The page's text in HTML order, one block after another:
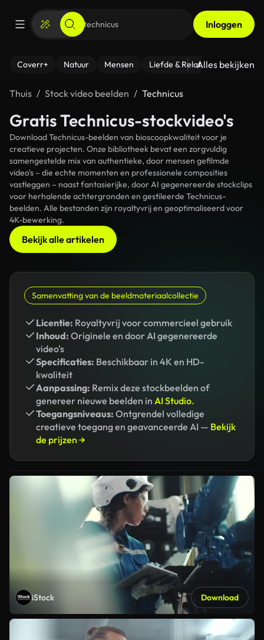
Inloggen
Coverr+ Natuur Mensen Liefde & Relaties - Fitness
Alles bekijken
Thuis Stock video beelden Technicus
Gratis Technicus-stockvideo's
Download Technicus-beelden van bioscoopkwaliteit voor je
creatieve projecten. Onze bibliotheek bevat een zorgvuldig
samengestelde mix van authentieke, door mensen gefilmde
video's – die echte momenten en professionele composities
vastleggen – naast fantasierijke, door AI gegenereerde stockclips
voor herhalende achtergronden en gestileerde Technicus-
beelden. Alle bestanden zijn royaltyvrij en geoptimaliseerd voor
4K-bewerking.
Bekijk alle artikelen
Samenvatting van de beeldmateriaalcollectie
Licentie: Royaltyvrij voor commercieel gebruik
Inhoud: Originele en door AI gegenereerde
video's
Specificaties: Beschikbaar in 4K en HD-
kwaliteit
Aanpassing: Remix deze stockbeelden of
genereer nieuwe beelden in AI Studio.
Toegangsniveaus: Ontgrendel volledige
creatieve toegang en geavanceerde AI — Bekijk
de prijzen →
iStock Download